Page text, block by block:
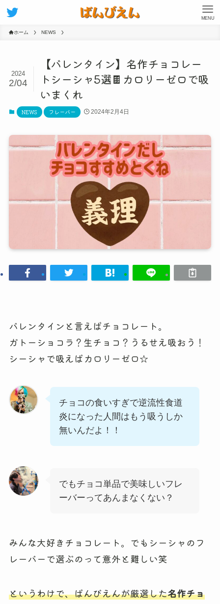
MENU
ホーム NEWS
【バレンタイン】名作チョコレー
トシーシャ5選🍫カロリーゼロで吸
いまくれ
2024
2/04
NEWS フレーバー 2024年2月4日
バレンタインと言えばチョコレート。
ガトーショコラ？生チョコ？うるせえ吸おう！
シーシャで吸えばカロリーゼロ☆
チョコの食いすぎで逆流性食道
炎になった人間はもう吸うしか
無いんだよ！！
でもチョコ単品で美味しいフレ
ーバーってあんまなくない？
みんな大好きチョコレート。でもシーシャのフ
レーバーで選ぶのって意外と難しい笑
というわけで、ばんびえんが厳選した名作チョ